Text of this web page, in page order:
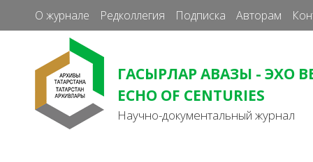
О журнале Редколлегия Подписка Авторам
ГАСЫРЛАР АВАЗЫ - ЭХО
ECHO OF CENTURIES
Научно-документальный журнал